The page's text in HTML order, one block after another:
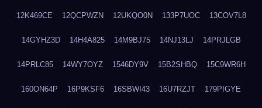
12K469CE 12QCPWZN 12UKQO0N 133P7UOC 13COV7L8
14GYHZ3D 14H4A825 14M9BJ75 14NJ13LJ 14PRJLGB
14PRLC85 14WY7OYZ 1546DY9V 15B2SHBQ 15C9WR6H
160ON64P 16P9KSF6 16SBWI43 16U7RZJT 179PIGYE